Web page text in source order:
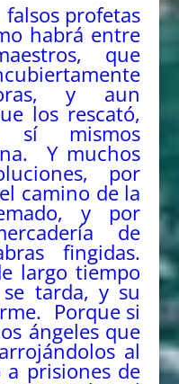
profetas
habrá entre
que
y aun
los rescató,
sí mismos
Y muchos
por
camino de la
y por
de
fingidas.
largo tiempo
tarda, y su
Porque si
ángeles que
al
prisiones de